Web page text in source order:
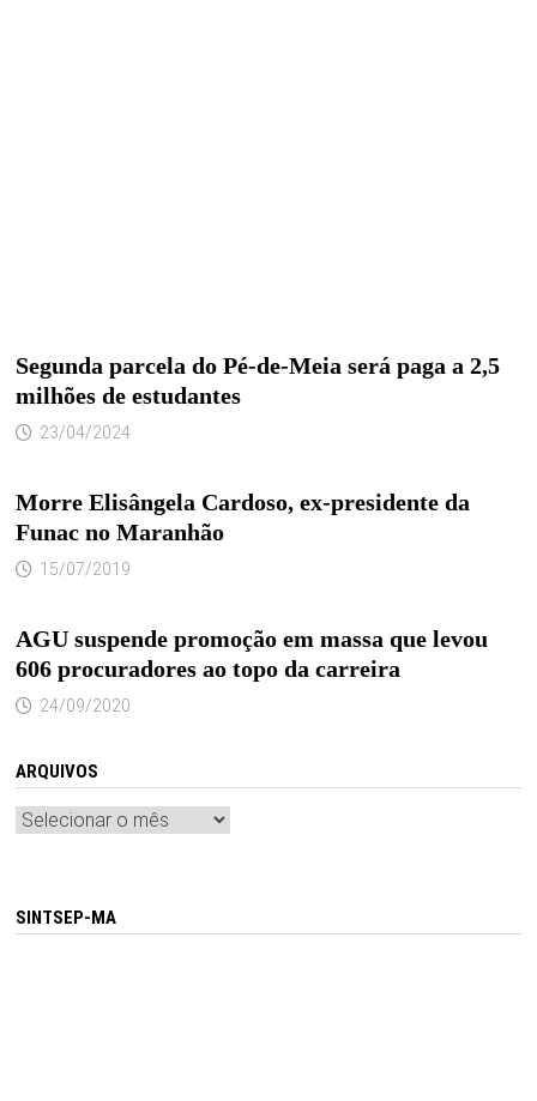
Segunda parcela do Pé-de-Meia será paga a 2,5
milhões de estudantes
23/04/2024
Morre Elisângela Cardoso, ex-presidente da
Funac no Maranhão
15/07/2019
AGU suspende promoção em massa que levou
606 procuradores ao topo da carreira
24/09/2020
ARQUIVOS
Arquivos
SINTSEP-MA